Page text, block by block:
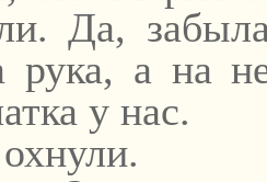
Да,
рука, а на
у нас.